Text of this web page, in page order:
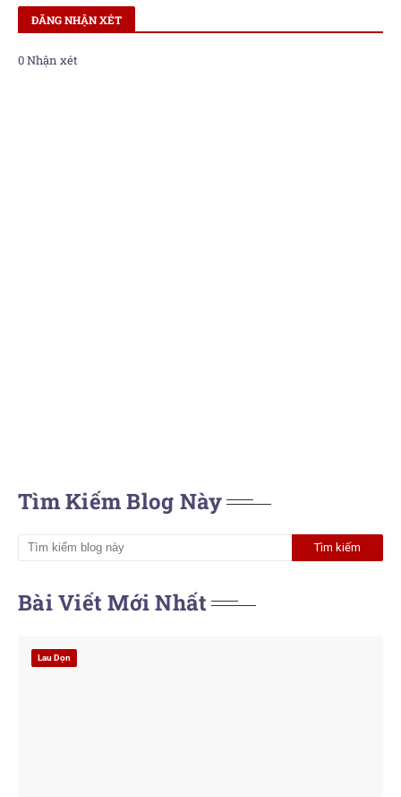
ĐĂNG NHẬN XÉT
0 Nhận xét
Tìm Kiếm Blog Này
Bài Viết Mới Nhất
Lau Dọn